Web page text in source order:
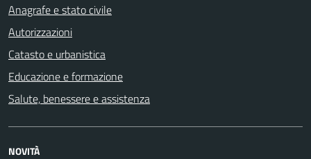
Anagrafe e stato civile
Autorizzazioni
Catasto e urbanistica
Educazione e formazione
Salute, benessere e assistenza
NOVITÀ